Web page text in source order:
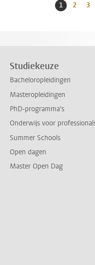
Huidige
1 Naar
2 3
Studiekeuze
Bacheloropleidingen
Masteropleidingen
PhD-programma's
Onderwijs voor
Summer Schools
Open dagen
Master Open Dag